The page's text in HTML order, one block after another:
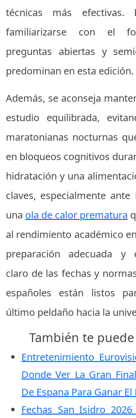
técnicas más efectivas.
familiarizarse con el
preguntas abiertas y
predominan en esta edición.
Además, se aconseja
estudio equilibrada,
maratonianas nocturnas
en bloqueos cognitivos
hidratación y una
claves, especialmente
una ola de calor prematura
al rendimiento académico
preparación adecuada y
claro de las fechas y
españoles están listos
último peldaño hacia la
También te
Entretenimiento
Donde Ver La Gran
De Espana Para Ganar
Fechas San Isidro